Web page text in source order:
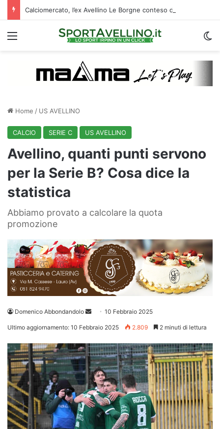
Menu
Home / US AVELLINO
CALCIO SERIE C US AVELLINO
Avellino, quanti punti servono
per la Serie B? Cosa dice la
statistica
Abbiamo provato a calcolare la quota
promozione
Domenico Abbondandolo
Invia 10 Febbraio 2025
Ultimo aggiornamento: 10 Febbraio 2025 2.809 2 minuti di lettura